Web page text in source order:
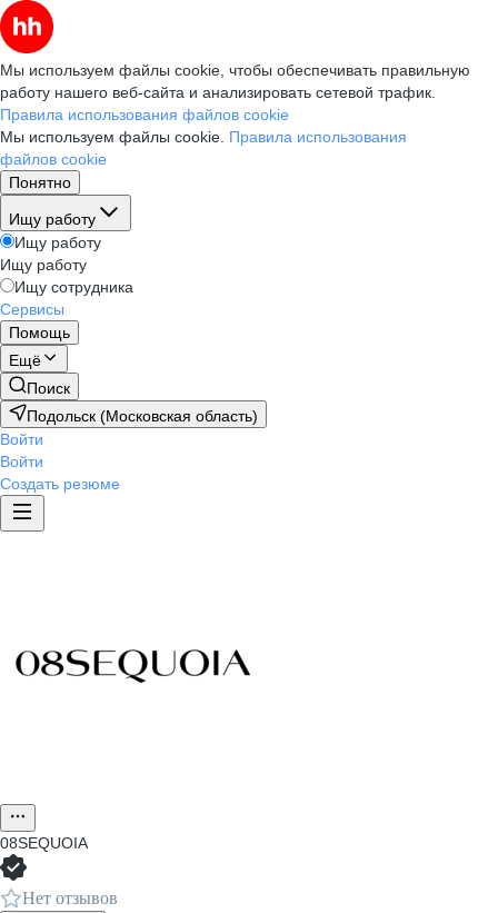
Мы используем файлы cookie, чтобы обеспечивать правильную
работу нашего веб-сайта и анализировать сетевой трафик.
Правила использования файлов cookie
Мы используем файлы cookie. Правила использования
файлов cookie
Понятно
Ищу работу
Ищу работу
Ищу работу
Ищу сотрудника
Сервисы
Помощь
Ещё
Поиск
Подольск (Московская область)
Войти
Войти
Создать резюме
08SEQUOIA
Нет отзывов